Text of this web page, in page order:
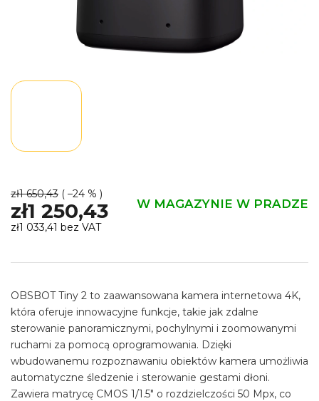
zł1 650,43 ( –24 % )
zł1 250,43 W MAGAZYNIE W PRADZE
zł1 033,41 bez VAT
jednostkowa:
OBSBOT Tiny 2 to zaawansowana kamera internetowa 4K,
która oferuje innowacyjne funkcje, takie jak zdalne
sterowanie panoramicznymi, pochylnymi i zoomowanymi
ruchami za pomocą oprogramowania. Dzięki
wbudowanemu rozpoznawaniu obiektów kamera umożliwia
automatyczne śledzenie i sterowanie gestami dłoni.
Zawiera matrycę CMOS 1/1.5" o rozdzielczości 50 Mpx, co